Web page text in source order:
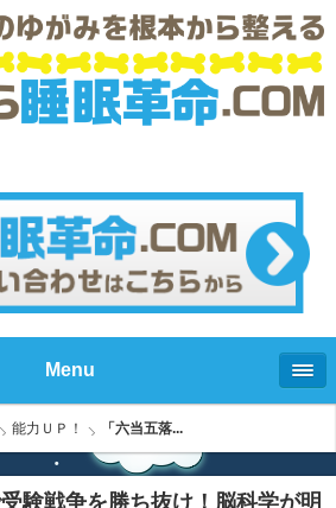
Menu
能力ＵＰ！ 「六当五落...
受験戦争を勝ち抜け！脳科学が明